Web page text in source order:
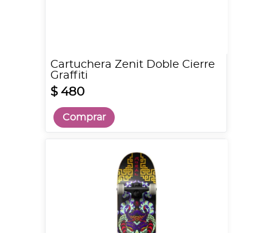
Cartuchera Zenit Doble Cierre
Graffiti
$ 480
Comprar